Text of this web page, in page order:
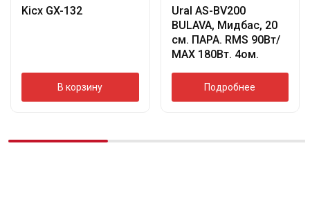
Kicx GX-132
В корзину
Ural AS-BV200
BULAVA, Мидбас, 20
см. ПАРА. RMS 90Вт/
МАХ 180Вт. 4ом.
Подробнее